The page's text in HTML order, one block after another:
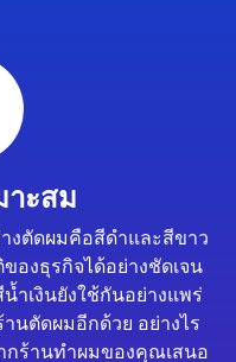
าะสม
งตัดผมคือสีดำและสีขาว
องธุรกิจได้อย่างชัดเจน
ำเงินยังใช้กันอย่างแพร่
นตัดผมอีกด้วย อย่างไร
กร้านทำผมของคุณเสนอ